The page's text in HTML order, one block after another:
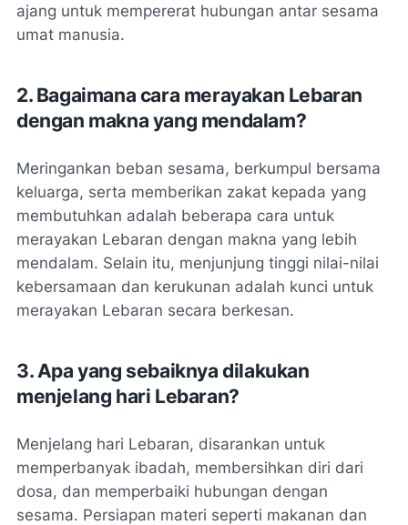
ajang untuk mempererat hubungan antar sesama
umat manusia.
2. Bagaimana cara merayakan Lebaran
dengan makna yang mendalam?
Meringankan beban sesama, berkumpul bersama
keluarga, serta memberikan zakat kepada yang
membutuhkan adalah beberapa cara untuk
merayakan Lebaran dengan makna yang lebih
mendalam. Selain itu, menjunjung tinggi nilai-nilai
kebersamaan dan kerukunan adalah kunci untuk
merayakan Lebaran secara berkesan.
3. Apa yang sebaiknya dilakukan
menjelang hari Lebaran?
Menjelang hari Lebaran, disarankan untuk
memperbanyak ibadah, membersihkan diri dari
dosa, dan memperbaiki hubungan dengan
sesama. Persiapan materi seperti makanan dan